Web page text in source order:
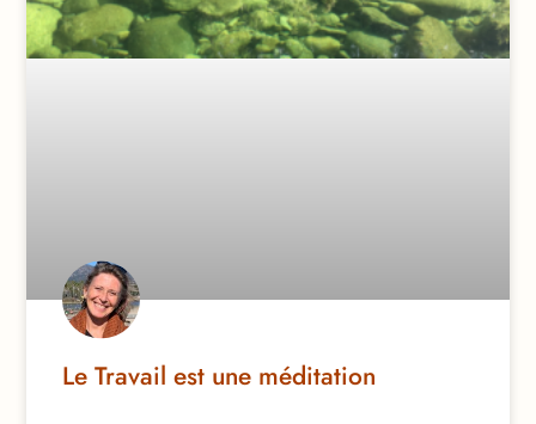
Le Travail est une méditation